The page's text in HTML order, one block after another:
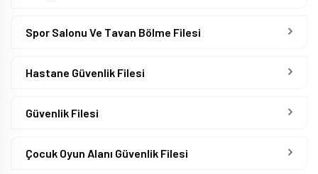
Spor Salonu Ve Tavan Bölme Filesi
Hastane Güvenlik Filesi
Güvenlik Filesi
Çocuk Oyun Alanı Güvenlik Filesi